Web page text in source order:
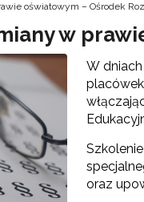
oświatowym – Ośrodek
w
W
oraz